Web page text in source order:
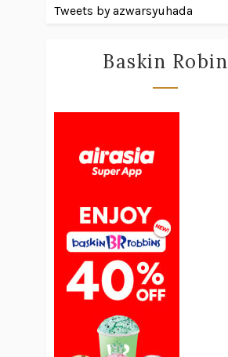
Tweets by azwarsyuhada
Baskin Robin